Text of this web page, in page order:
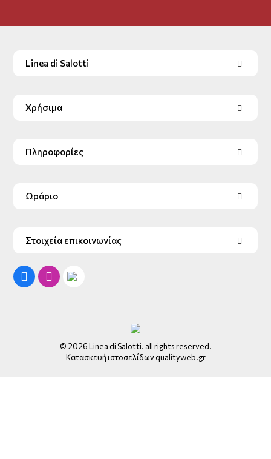
Linea di Salotti
Χρήσιμα
Πληροφορίες
Ωράριο
Στοιχεία επικοινωνίας
© 2026 Linea di Salotti. all rights reserved.
Κατασκευή ιστοσελίδων qualityweb.gr